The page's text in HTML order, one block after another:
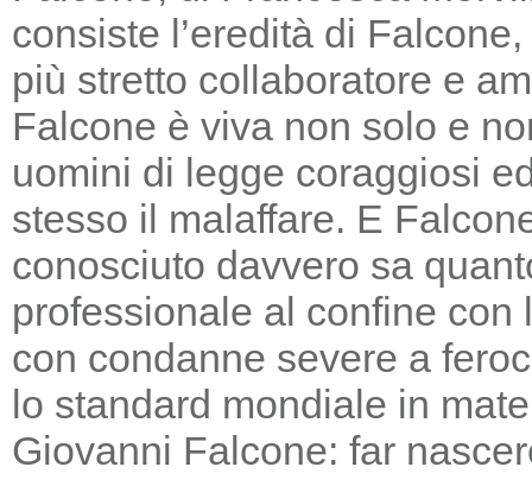
consiste l’eredità di
più stretto collaboratore e
Falcone è viva non solo e
uomini di legge coraggiosi
stesso il malaffare. E
conosciuto davvero sa
professionale al confine
con condanne severe a
lo standard mondiale in
Giovanni Falcone: far